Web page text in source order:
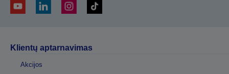
Klientų aptarnavimas
Akcijos